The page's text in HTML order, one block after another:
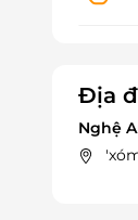
Địa
Nghệ